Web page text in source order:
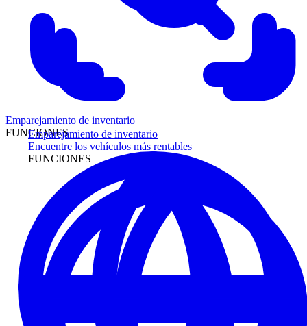
Emparejamiento de inventario
Encuentre los vehículos más rentables
FUNCIONES
Emparejamiento de inventario
FUNCIONES